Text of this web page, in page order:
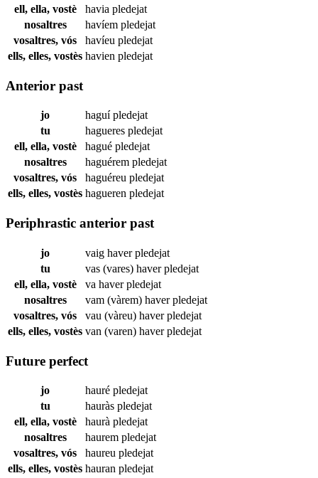
ell, ella, vostè
havia pledejat
nosaltres
havíem pledejat
vosaltres, vós
havíeu pledejat
ells, elles, vostès havien pledejat
Anterior past
jo haguípledejat
tu
hagueres pledejat
ell, ella, vostè
hagué pledejat
nosaltres
haguérem pledejat
vosaltres, vós
haguéreu pledejat
ells, elles, vostès hagueren pledejat
Periphrastic anterior past
jo vaig haverpledejat
tu
vas (vares) haverpledejat
ell, ella, vostè
va haverpledejat
nosaltres
vam (vàrem) haverpledejat
vosaltres, vós
vau (vàreu) haverpledejat
ells, elles, vostès van (varen) haverpledejat
Future perfect
jo hauré pledejat
tu
hauràs pledejat
ell, ella, vostè
haurà pledejat
nosaltres
haurem pledejat
vosaltres, vós
haureu pledejat
ells, elles, vostès hauran pledejat